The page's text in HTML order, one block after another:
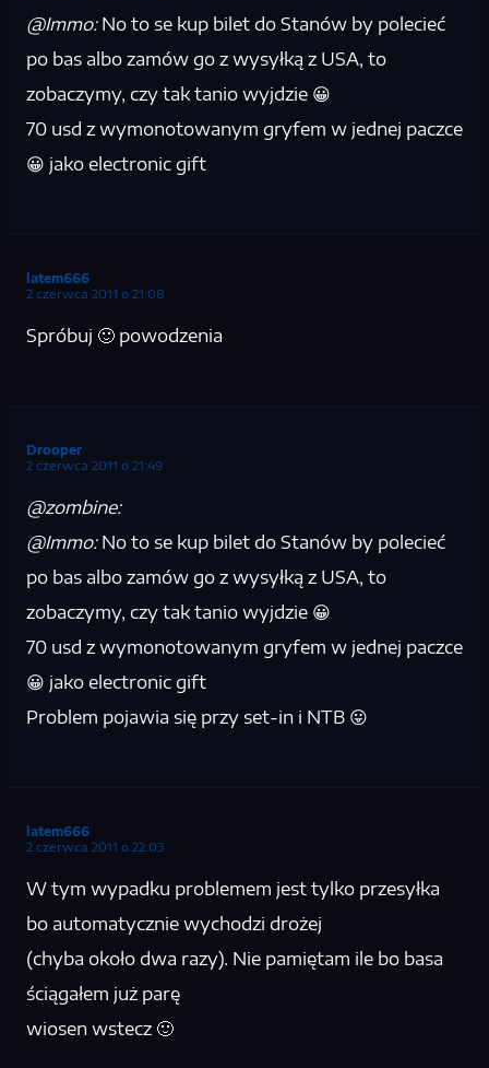
@Immo:No to se kup bilet do Stanów by polecieć
po bas albo zamów go z wysyłką z USA, to
zobaczymy, czy tak tanio wyjdzie 😀
70 usd z wymonotowanym gryfem w jednej paczce
😀 jako electronic gift
latem666
2 czerwca 2011 o 21:08
Spróbuj 🙂 powodzenia
Drooper
2 czerwca 2011 o 21:49
@zombine:
@Immo:No to se kup bilet do Stanów by polecieć
po bas albo zamów go z wysyłką z USA, to
zobaczymy, czy tak tanio wyjdzie 😀
70 usd z wymonotowanym gryfem w jednej paczce
😀 jako electronic gift
Problem pojawia się przy set-in i NTB 😛
latem666
2 czerwca 2011 o 22:03
W tym wypadku problemem jest tylko przesyłka
bo automatycznie wychodzi drożej
(chyba około dwa razy). Nie pamiętam ile bo basa
ściągałem już parę
wiosen wstecz 🙂